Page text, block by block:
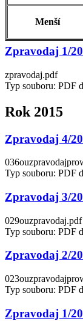
Menší
Zpravodaj 1/
zpravodaj.pdf
Typ souboru: PDF
Rok 2015
Zpravodaj 4/
Typ souboru: PDF
Zpravodaj 3/
029ouzpravodaj.pdf
Typ souboru: PDF
Zpravodaj 2/
Typ souboru: PDF
Zpravodaj 1/